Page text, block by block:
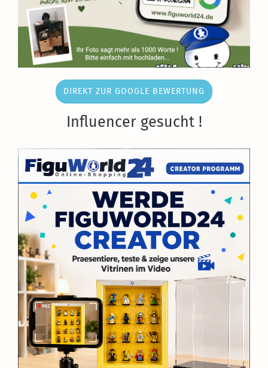
DIREKT ZUR GOOGLE BEWERTUNG
Influencer gesucht !